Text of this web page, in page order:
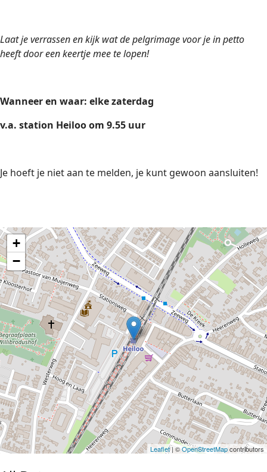
Laat je verrassen en kijk wat de pelgrimage voor je in petto
heeft door een keertje mee te lopen!
Wanneer en waar: elke zaterdag
v.a. station Heiloo om 9.55 uur
Je hoeft je niet aan te melden, je kunt gewoon aansluiten!
+
−
Leaflet| ©OpenStreetMapcontributors